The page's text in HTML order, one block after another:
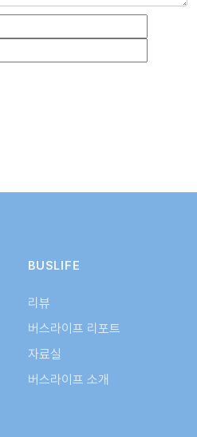
BUSLIFE
리뷰
버스라이프 리포트
자료실
버스라이프 소개